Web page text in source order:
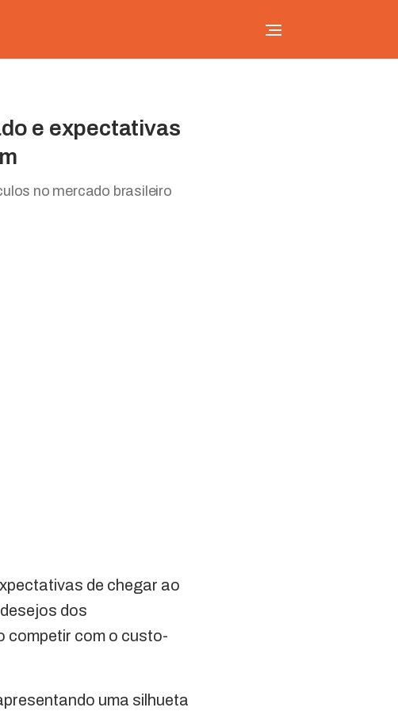
e expectativas
no mercado brasileiro
de chegar ao
dos
competir com o custo-
uma silhueta